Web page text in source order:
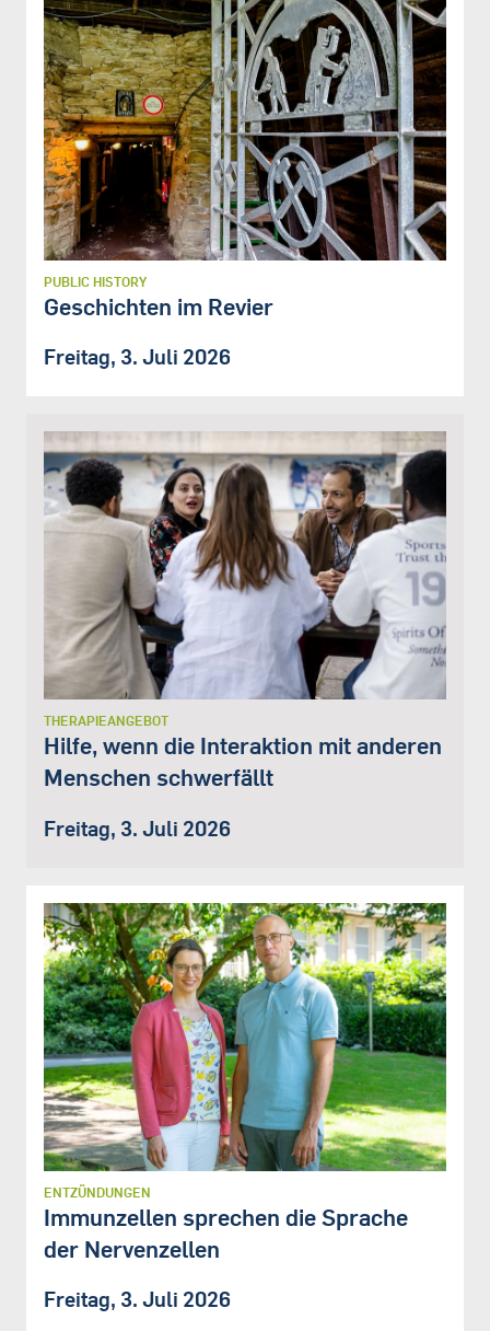
PUBLIC HISTORY
Geschichten im Revier
Freitag, 3. Juli 2026
THERAPIEANGEBOT
Hilfe, wenn die Interaktion mit anderen
Menschen schwerfällt
Freitag, 3. Juli 2026
ENTZÜNDUNGEN
Immunzellen sprechen die Sprache
der Nervenzellen
Freitag, 3. Juli 2026